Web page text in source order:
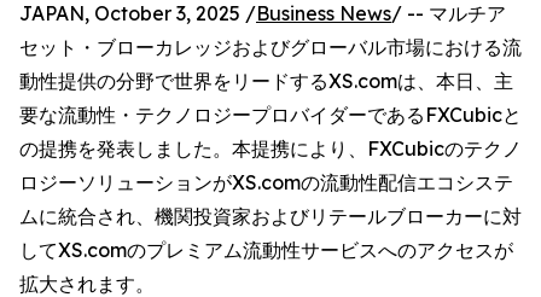
JAPAN, October 3, 2025 /Business News/ -- マルチア
セット・ブローカレッジおよびグローバル市場における流
動性提供の分野で世界をリードするXS.comは、本日、主
要な流動性・テクノロジープロバイダーであるFXCubicと
の提携を発表しました。本提携により、FXCubicのテクノ
ロジーソリューションがXS.comの流動性配信エコシステ
ムに統合され、機関投資家およびリテールブローカーに対
してXS.comのプレミアム流動性サービスへのアクセスが
拡大されます。